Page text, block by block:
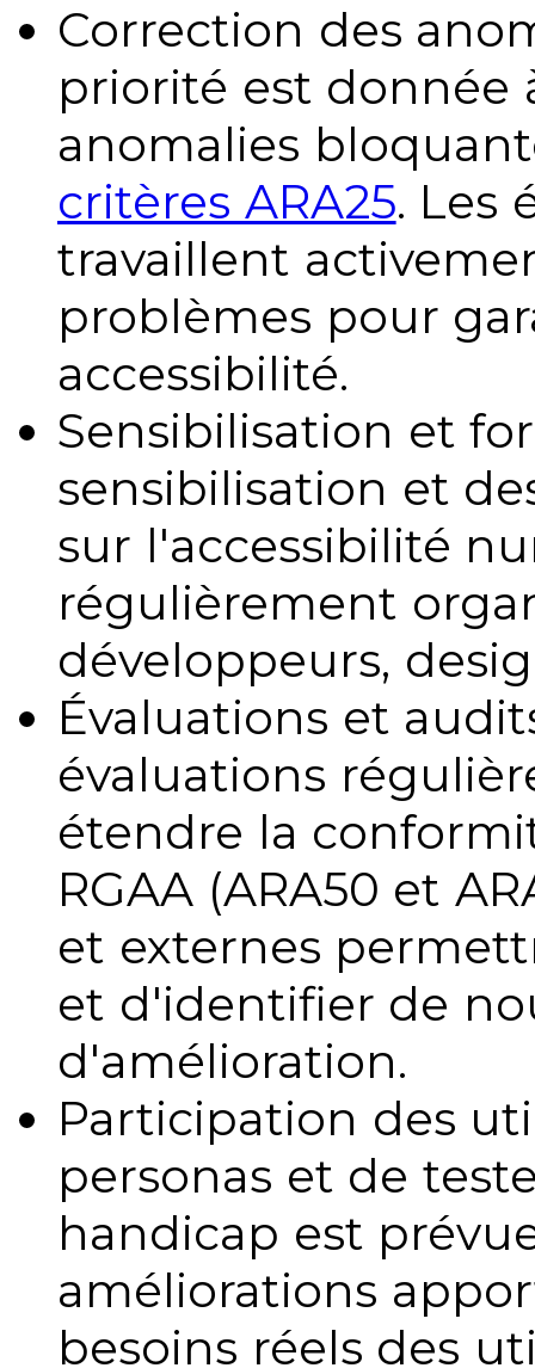
Correction des
priorité est donnée
anomalies
critères ARA25. Les
travaillent
problèmes pour
accessibilité.
Sensibilisation et
sensibilisation et
sur l'accessibilité
régulièrement
développeurs,
Évaluations et
évaluations
étendre la
RGAA (ARA50 et
et externes
et d'identifier de
d'amélioration.
Participation des
personas et de
handicap est
améliorations
besoins réels des